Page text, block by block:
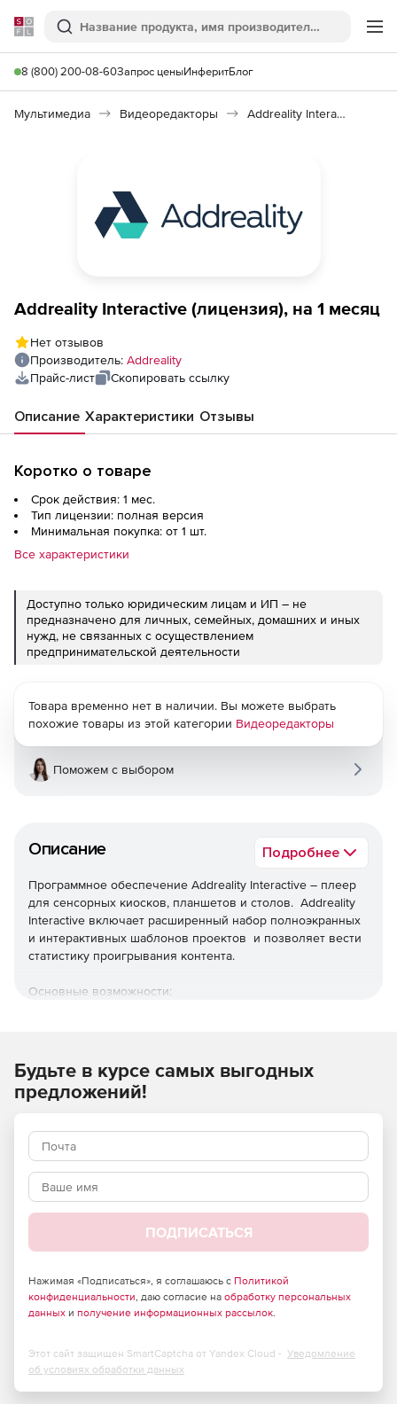
Softline
Поиск
8 (800) 200-08-60Запрос ценыИнферитБлог
Мультимедиа Видеоредакторы Addreality Interactive
Addreality Interactive (лицензия), на 1 месяц
Нет отзывов
Производитель: Addreality
Прайс-лист
Скопировать ссылку
Описание Характеристики Отзывы
Коротко о товаре
Срок действия: 1 мес.
Тип лицензии: полная версия
Минимальная покупка: от 1 шт.
Все характеристики
Доступно только юридическим лицам и ИП – не
предназначено для личных, семейных, домашних и иных
нужд, не связанных с осуществлением
предпринимательской деятельности
Описание Подробнее
Программное обеспечение Addreality Interactive – плеер
для сенсорных киосков, планшетов и столов. Addreality
Interactive включает расширенный набор полноэкранных
и интерактивных шаблонов проектов и позволяет вести
статистику проигрывания контента.
Основные возможности:
Полноэкранные шаблоны проектов.
Интерактивные шаблоны проектов.
Разрешение проектов (шаблонов), созданных в
Addreality Designer до UltraHD включительно.
Запрос скриншота с плеера.
Разрешение видео свыше 1080р.
Отправка служебных команд с возможностью задания
Время отклика от точек вещания до 2 – 7 секунд.
Товара временно нет в наличии. Вы можете выбрать
похожие товары из этой категории Видеоредакторы
Поможем с выбором
Будьте в курсе самых выгодных
предложений!
ПОДПИСАТЬСЯ
Нажимая «Подписаться», я соглашаюсь с Политикой
конфиденциальности, даю согласие на обработку персональных
данных и получение информационных рассылок.
Этот сайт защищен SmartCaptcha от Yandex Cloud - Уведомление
об условиях обработки данных